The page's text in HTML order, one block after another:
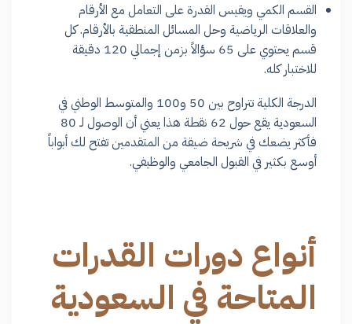
القسم الكمي ويقيس القدرة على التعامل مع الأرقام
والعلاقات الرياضية وحل المسائل المنطقية بالأرقام. كل
قسم يحتوي على 65 سؤالاً بزمن إجمالي 120 دقيقة
للاختبار كله.
الدرجة الكلية تتراوح بين 50 و100 والمتوسط الوطني في
السعودية يقع حول 62 نقطة هذا يعني أن الوصول لـ 80
فأكثر يضعك في شريحة ضيقة من المتقدمين تفتح لك أبواباً
أوسع بكثير في القبول الجامعي والوظيفي.
أنواع دورات القدرات
المتاحة في السعودية